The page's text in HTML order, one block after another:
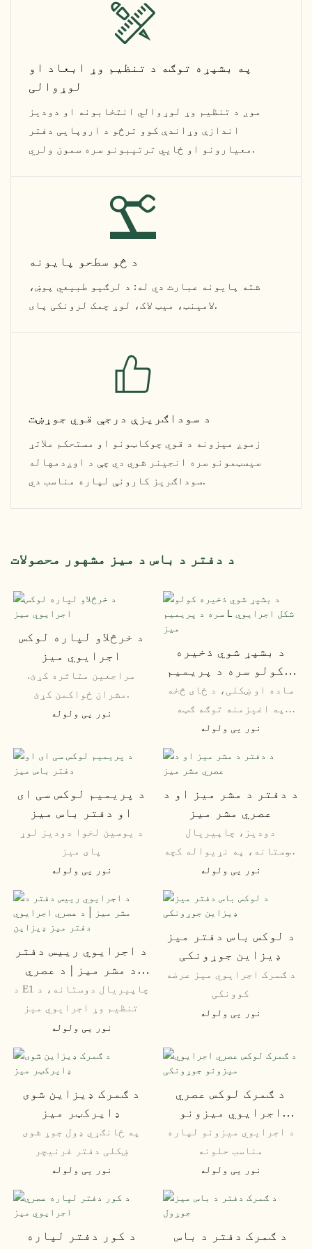
په بشپړه توګه د تنظیم وړ ابعاد او
لوړوالی
موږ د تنظیم وړ لوړوالي انتخابونه او دودیز
اندازې وړاندې کوو ترڅو د اروپایی دفتر
معیارونو او ځایي ترتیبونو سره سمون ولري.
د څو سطحو پایونه
شته پایونه عبارت دي له: د لرګیو طبیعي پوښ،
لامینټ، میټ لاک، لوړ چمک لرونکی پای.
د سوداګریزې درجې قوي جوړښت
زموږ میزونه د قوي چوکاټونو او مستحکم ملاتړ
سیسټمونو سره انجینر شوي دي چې د اوږدمهاله
سوداګریز کارونې لپاره مناسب دي.
د دفتر د باس د میز مشهور محصولات
د خرڅلاو لپاره لوکس
اجرایوي میز
مراجعین متاثره کړئ.
مشران ځواکمن کړئ.
نور یی ولوله
د بشپړ شوي ذخیره
کولو سره د پریمیم L
شکل اجرایوي میز
ساده او ښکلی، د ځای څخه
په اغیزمنه توګه ګټه
پورته کول
نور یی ولوله
د پریمیم لوکس سی ای
او دفتر باس میز
د یوسین لخوا دودیز لوړ
پای میز
نور یی ولوله
د دفتر د مشر میز او د
عصري مشر میز
دودیز، چاپیریال
دوستانه، په نړیواله کچه
عرضه شوی
نور یی ولوله
د اجرایوي رییس دفتر
د مشر میز | د عصري
اجرایوي دفتر میز
ډیزاین
د E1 چاپیریال دوستانه، د
تنظیم وړ اجرایوي میز
نور یی ولوله
د لوکس باس دفتر میز
ډیزاین جوړونکی
د ګمرک اجرایوي میز عرضه
کوونکی
نور یی ولوله
د ګمرک ډیزاین شوی
ډایرکټر میز
په ځانګړي ډول جوړ شوی
ښکلی دفتر فرنیچر
نور یی ولوله
د ګمرک لوکس عصري
اجرایوي میزونو
جوړونکی
د اجرایوي میزونو لپاره
مناسب حلونه
نور یی ولوله
د کور دفتر لپاره
د ګمرک دفتر د باس